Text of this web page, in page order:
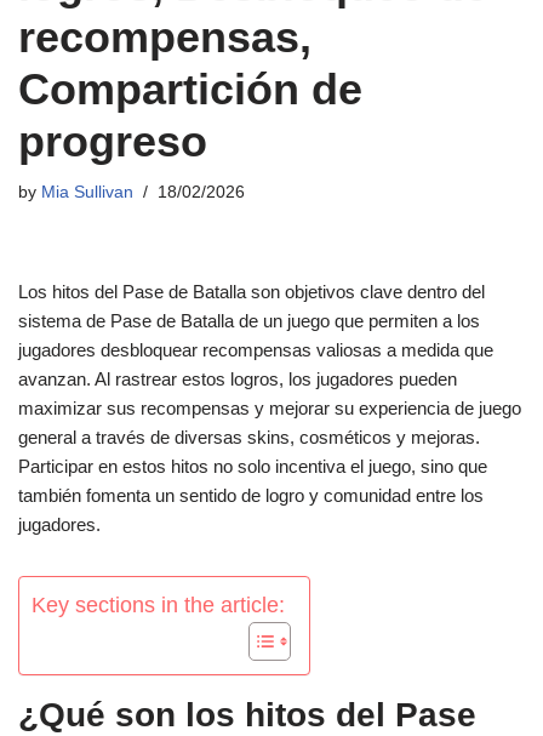
recompensas,
Compartición de
progreso
by Mia Sullivan 18/02/2026
Los hitos del Pase de Batalla son objetivos clave dentro del
sistema de Pase de Batalla de un juego que permiten a los
jugadores desbloquear recompensas valiosas a medida que
avanzan. Al rastrear estos logros, los jugadores pueden
maximizar sus recompensas y mejorar su experiencia de juego
general a través de diversas skins, cosméticos y mejoras.
Participar en estos hitos no solo incentiva el juego, sino que
también fomenta un sentido de logro y comunidad entre los
jugadores.
Key sections in the article:
¿Qué son los hitos del Pase